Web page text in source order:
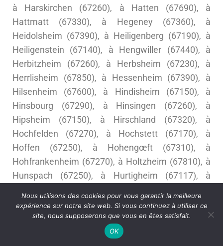
à Harskirchen (67260), à Hatten (67690), à
Hattmatt (67330), à Hegeney (67360), à
Heidolsheim (67390), à Heiligenberg (67190), à
Heiligenstein (67140), à Hengwiller (67440), à
Herbitzheim (67260), à Herbsheim (67230), à
Herrlisheim (67850), à Hessenheim (67390), à
Hilsenheim (67600), à Hindisheim (67150), à
Hinsbourg (67290), à Hinsingen (67260), à
Hipsheim (67150), à Hirschland (67320), à
Hochfelden (67270), à Hochstett (67170), à
Hoffen (67250), à Hohengœft (67310), à
Hohfrankenheim (67270), à Holtzheim (67810), à
Hunspach (67250), à Hurtigheim (67117), à
Hœnheim (67800), à Hœrdt (67720), à
Ichtratzheim (67640), àIllkirch-Graffenstaden
, à Ingenheim (67270), à Ingolsheim
Nous utilisons des cookies pour vous garantir la meilleure
expérience sur notre site web. Si vous continuez à utiliser ce
site, nous supposerons que vous en êtes satisfait.
OK